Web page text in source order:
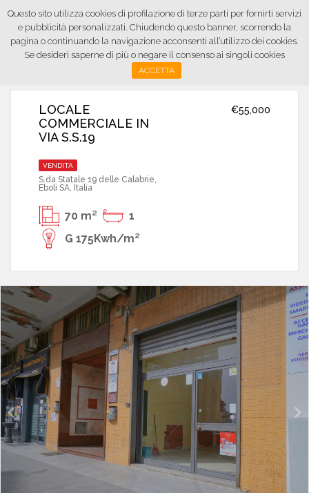
LOCALE
COMMERCIALE IN
VENDITA
S.da Statale 19 delle Calabrie,
Eboli SA, Italia
70 m²
1
G 175Kwh/m²
€55,000
Questo sito utilizza cookies di profilazione di terze parti per fornirti servizi
e pubblicità personalizzati. Chiudendo questo banner, scorrendo la
pagina o continuando la navigazione acconsenti all’utilizzo dei cookies.
Se desideri saperne di più o negare il consenso ai singoli cookies
ACCETTA